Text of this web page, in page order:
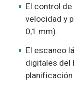
El control
velocidad y
0,1 mm).
El escaneo
digitales del